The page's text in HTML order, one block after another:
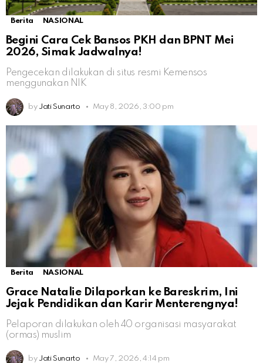
Berita NASIONAL
Begini Cara Cek Bansos PKH dan BPNT Mei
2026, Simak Jadwalnya!
Pengecekan dilakukan di situs resmi Kemensos
menggunakan NIK
by Jati Sunarto May 8, 2026, 3:00 pm
Berita NASIONAL
Grace Natalie Dilaporkan ke Bareskrim, Ini
Jejak Pendidikan dan Karir Menterengnya!
Pelaporan dilakukan oleh 40 organisasi masyarakat
(ormas) muslim
by Jati Sunarto May 7, 2026, 4:14 pm